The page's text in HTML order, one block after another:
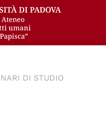
DI STUDIO